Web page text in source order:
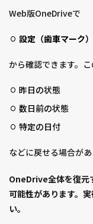
Web版OneDriveで
設定（歯車マーク
から確認できます。こ
昨日の状態
数日前の状態
特定の日付
などに戻せる場合があ
OneDrive全体を復元
可能性があります。
い。